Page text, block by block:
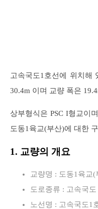
고속국도1호선에 위치해
30.4m 이며 교량 폭은
상부형식은 PSC I형교이
도동1육교(부산)에 대한
1. 교량의 개요
교량명 : 도동1육교(
도로종류 : 고속국도
노선명 : 고속국도1